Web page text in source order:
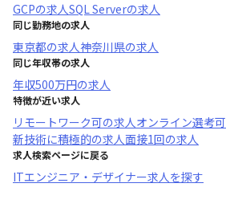
GCPの求人SQL Serverの求人
同じ勤務地の求人
東京都の求人神奈川県の求人
同じ年収帯の求人
年収500万円の求人
特徴が近い求人
リモートワーク可の求人オンライン選考可
新技術に積極的の求人面接1回の求人
求人検索ページに戻る
ITエンジニア・デザイナー求人を探す